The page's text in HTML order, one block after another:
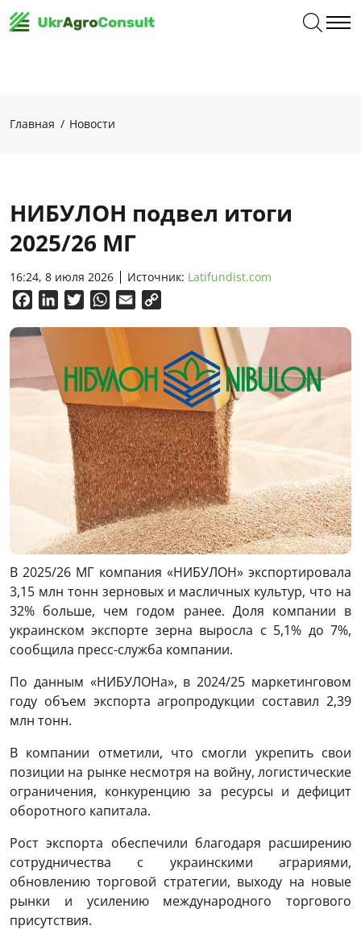
Главная Новости
НИБУЛОН подвел итоги
2025/26 МГ
16:24, 8 июля 2026 Источник: Latifundist.com
FacebookLinkedInTwitterWhatsApp
Email
В 2025/26 МГ компания «НИБУЛОН» экспортировала
3,15 млн тонн зерновых и масличных культур, что на
32% больше, чем годом ранее. Доля компании в
украинском экспорте зерна выросла с 5,1% до 7%,
сообщила пресс-служба компании.
По данным «НИБУЛОНа», в 2024/25 маркетинговом
году объем экспорта агропродукции составил 2,39
млн тонн.
В компании отметили, что смогли укрепить свои
позиции на рынке несмотря на войну, логистические
ограничения, конкуренцию за ресурсы и дефицит
оборотного капитала.
Рост экспорта обеспечили благодаря расширению
сотрудничества с украинскими аграриями,
обновлению торговой стратегии, выходу на новые
рынки и усилению международного торгового
присутствия.